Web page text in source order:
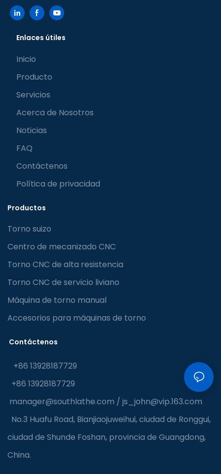
Enlaces útiles
Inicio
Producto
Servicios
Acerca de Nosotros
Noticias
FAQ
Contáctenos
Política de privacidad
Productos
Torno suizo
Centro de mecanizado CNC
Torno CNC de alta resistencia
Torno CNC de servicio liviano
Máquina de torno manual
Accesorios para máquinas de torno
Contáctenos
+86 13928187729
+86 13928187729
manager@southlathe.com / js_john@vip.163.com
No.3 Huafu Road, Bianjiaojuweihui, ciudad de Ronggui,
ciudad de Shunde Foshan, provincia de Guangdong,
China.